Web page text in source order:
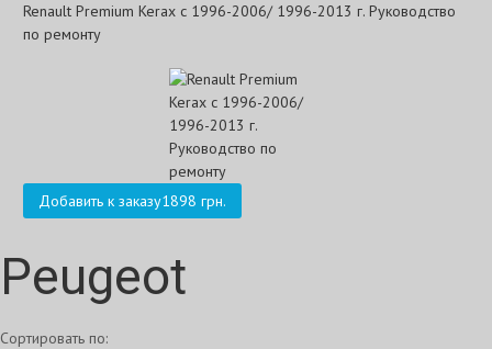
Renault Premium Kerax с 1996-2006/ 1996-2013 г. Руководство
по ремонту
Добавить к заказу1898 грн.
Peugeot
Сортировать по: